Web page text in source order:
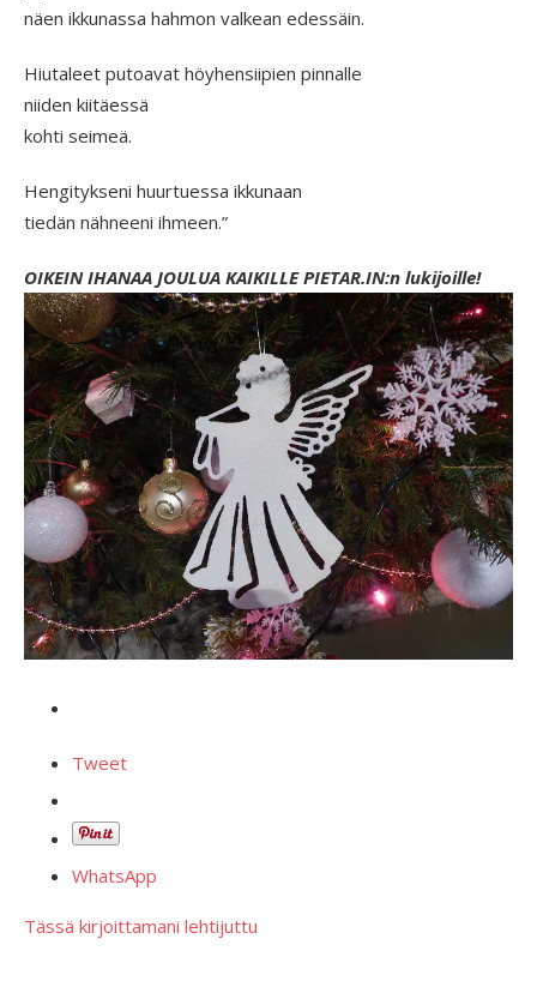
näen ikkunassa hahmon valkean edessäin.
Hiutaleet putoavat höyhensiipien pinnalle
niiden kiitäessä
kohti seimeä.
Hengitykseni huurtuessa ikkunaan
tiedän nähneeni ihmeen.”
OIKEIN IHANAA JOULUA KAIKILLE PIETAR.IN:n lukijoille!
Tweet
WhatsApp
Tässä kirjoittamani lehtijuttu